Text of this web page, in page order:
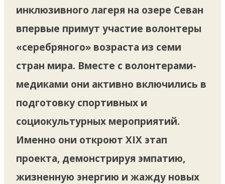
инклюзивного лагеря на озере Севан
впервые примут участие волонтеры
«серебряного» возраста из семи
стран мира. Вместе с волонтерами-
медиками они активно включились в
подготовку спортивных и
социокультурных мероприятий.
Именно они откроют XIX этап
проекта, демонстрируя эмпатию,
жизненную энергию и жажду новых